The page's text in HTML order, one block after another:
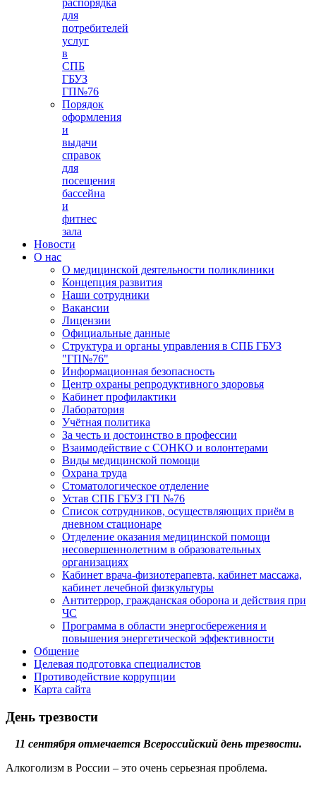
распорядка
для
потребителей
услуг
в
СПБ
ГБУЗ
ГП№76
Порядок
оформления
и
выдачи
справок
для
посещения
бассейна
и
фитнес
зала
Новости
О нас
О медицинской деятельности поликлиники
Концепция развития
Наши сотрудники
Вакансии
Лицензии
Официальные данные
Структура и органы управления в СПБ ГБУЗ
"ГП№76"
Информационная безопасность
Центр охраны репродуктивного здоровья
Кабинет профилактики
Лаборатория
Учётная политика
За честь и достоинство в профессии
Взаимодействие с СОНКО и волонтерами
Виды медицинской помощи
Охрана труда
Стоматологическое отделение
Устав СПБ ГБУЗ ГП №76
Список сотрудников, осуществляющих приём в
дневном стационаре
Отделение оказания медицинской помощи
несовершеннолетним в образовательных
организациях
Кабинет врача-физиотерапевта, кабинет массажа,
кабинет лечебной физкультуры
Антитеррор, гражданская оборона и действия при
ЧС
Программа в области энергосбережения и
повышения энергетической эффективности
Общение
Целевая подготовка специалистов
Противодействие коррупции
Карта сайта
День трезвости
11 сентября отмечается Всероссийский день трезвости.
Алкоголизм в России – это очень серьезная проблема.